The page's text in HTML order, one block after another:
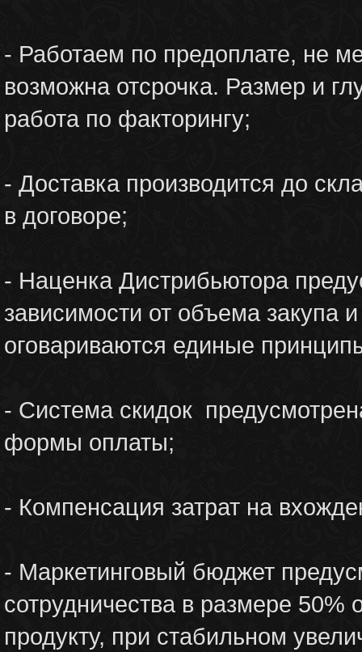
- Работаем по предоплате, не
возможна отсрочка. Размер и
работа по факторингу;
- Доставка производится до
в договоре;
- Наценка Дистрибьютора
зависимости от объема
оговариваются единые
- Система скидок
формы оплаты;
- Компенсация затрат на
- Маркетинговый бюджет
сотрудничества в размере
продукту, при стабильном